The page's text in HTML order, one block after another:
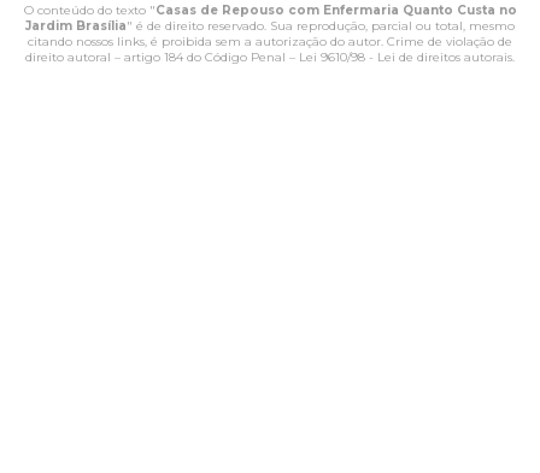
O conteúdo do texto "Casas de Repouso com Enfermaria Quanto Custa no
Jardim Brasília" é de direito reservado. Sua reprodução, parcial ou total, mesmo
citando nossos links, é proibida sem a autorização do autor. Crime de violação de
direito autoral – artigo 184 do Código Penal – Lei 9610/98 - Lei de direitos autorais.